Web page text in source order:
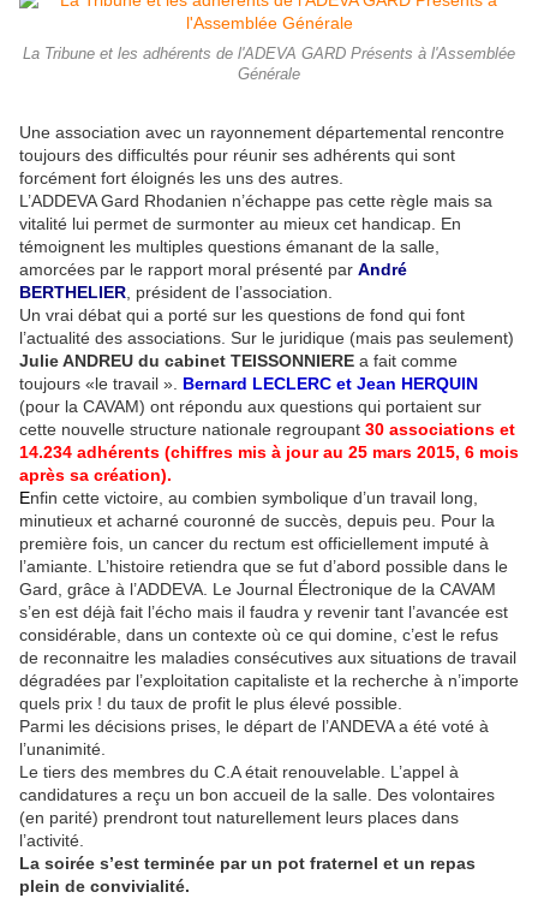
La Tribune et les adhérents de l'ADEVA GARD Présents à l'Assemblée
Générale
Une association avec un rayonnement départemental rencontre
toujours des difficultés pour réunir ses adhérents qui sont
forcément fort éloignés les uns des autres.
L’ADDEVA Gard Rhodanien n’échappe pas cette règle mais sa
vitalité lui permet de surmonter au mieux cet handicap. En
témoignent les multiples questions émanant de la salle,
amorcées par le rapport moral présenté par André
BERTHELIER , président de l’association.
Un vrai débat qui a porté sur les questions de fond qui font
l’actualité des associations. Sur le juridique (mais pas seulement)
Julie ANDREU du cabinet TEISSONNIERE a fait comme
toujours «le travail ». Bernard LECLERC et Jean HERQUIN
(pour la CAVAM) ont répondu aux questions qui portaient sur
cette nouvelle structure nationale regroupant 30 associations et
14.234 adhérents (chiffres mis à jour au 25 mars 2015, 6 mois
après sa création).
Enfin cette victoire, au combien symbolique d’un travail long,
minutieux et acharné couronné de succès, depuis peu. Pour la
première fois, un cancer du rectum est officiellement imputé à
l’amiante. L’histoire retiendra que se fut d’abord possible dans le
Gard, grâce à l’ADDEVA. Le Journal Électronique de la CAVAM
s’en est déjà fait l’écho mais il faudra y revenir tant l’avancée est
considérable, dans un contexte où ce qui domine, c’est le refus
de reconnaitre les maladies consécutives aux situations de travail
dégradées par l’exploitation capitaliste et la recherche à n’importe
quels prix ! du taux de profit le plus élevé possible.
Parmi les décisions prises, le départ de l’ANDEVA a été voté à
l’unanimité.
Le tiers des membres du C.A était renouvelable. L’appel à
candidatures a reçu un bon accueil de la salle. Des volontaires
(en parité) prendront tout naturellement leurs places dans
l’activité.
La soirée s’est terminée par un pot fraternel et un repas
plein de convivialité.